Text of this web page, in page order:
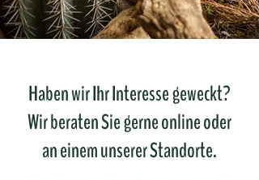
Haben wir Ihr Interesse geweckt?
Wir beraten Sie gerne online oder
an einem unserer Standorte.